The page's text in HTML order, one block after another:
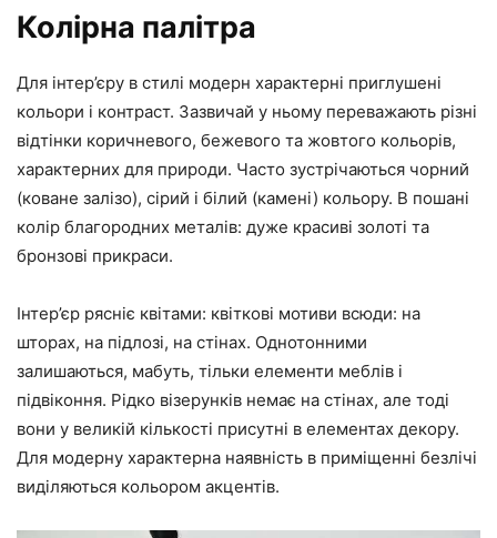
Колірна палітра
Для інтер’єру в стилі модерн характерні приглушені
кольори і контраст. Зазвичай у ньому переважають різні
відтінки коричневого, бежевого та жовтого кольорів,
характерних для природи. Часто зустрічаються чорний
(коване залізо), сірий і білий (камені) кольору. В пошані
колір благородних металів: дуже красиві золоті та
бронзові прикраси.
Інтер’єр рясніє квітами: квіткові мотиви всюди: на
шторах, на підлозі, на стінах. Однотонними
залишаються, мабуть, тільки елементи меблів і
підвіконня. Рідко візерунків немає на стінах, але тоді
вони у великій кількості присутні в елементах декору.
Для модерну характерна наявність в приміщенні безлічі
виділяються кольором акцентів.